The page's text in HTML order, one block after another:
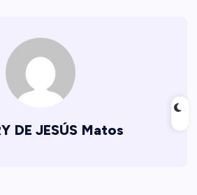
DE JESÚS Matos